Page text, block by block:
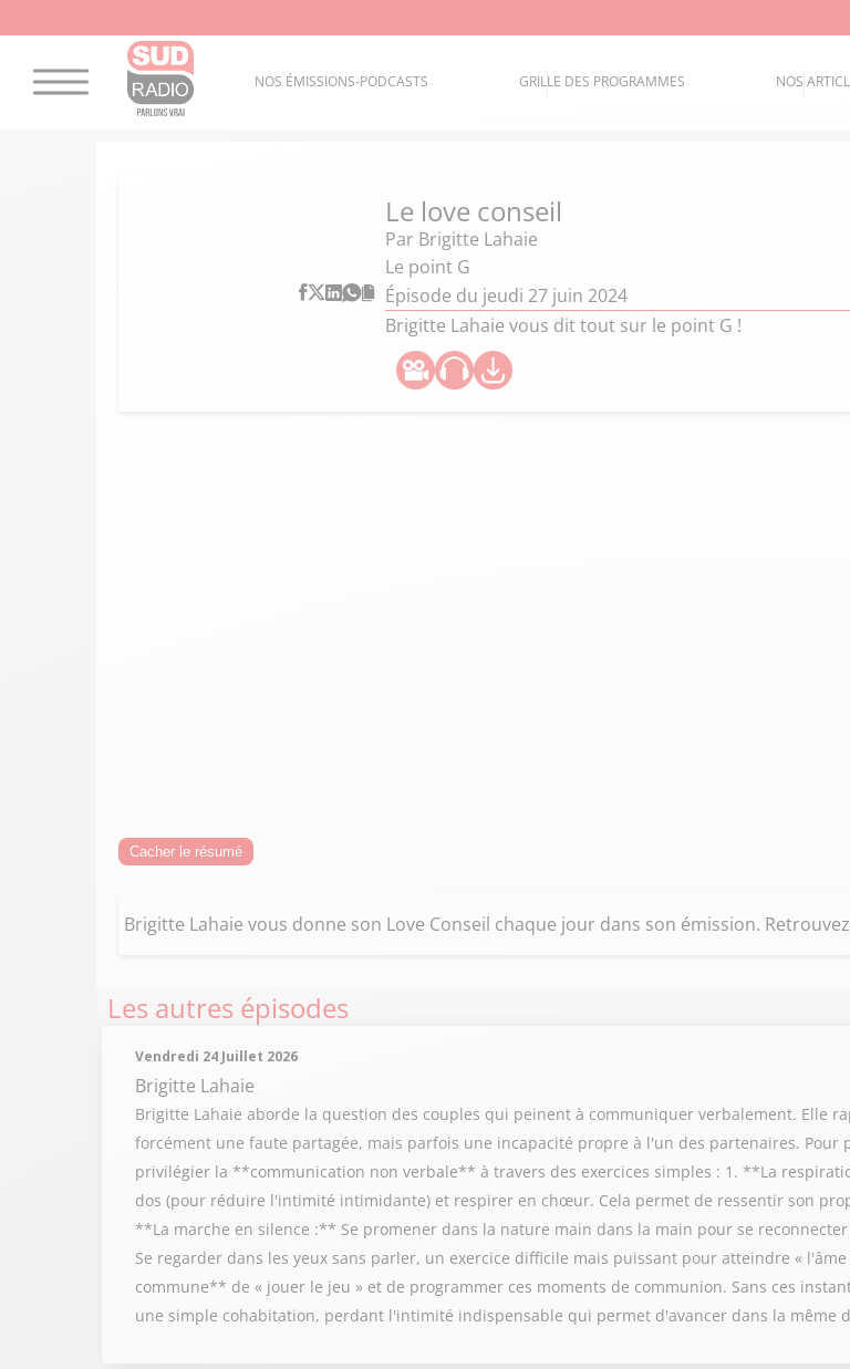
NOS ÉMISSIONS-PODCASTS GRILLE DES PROGRAMMES NOS
Le love conseil
Par Brigitte Lahaie
Le point G
Épisode du jeudi 27 juin 2024
Brigitte Lahaie vous dit tout sur le point G !
Cacher le résumé
Brigitte Lahaie vous donne son Love Conseil chaque jour dans son émission.
Les autres épisodes
Vendredi 24 Juillet 2026
Brigitte Lahaie
Brigitte Lahaie aborde la question des couples qui peinent à communiquer verbalement. Elle
forcément une faute partagée, mais parfois une incapacité propre à l'un des partenaires.
privilégier la **communication non verbale** à travers des exercices simples : 1. **La
dos (pour réduire l'intimité intimidante) et respirer en chœur. Cela permet de ressentir son
**La marche en silence :** Se promener dans la nature main dans la main pour se
Se regarder dans les yeux sans parler, un exercice difficile mais puissant pour atteindre «
commune** de « jouer le jeu » et de programmer ces moments de communion. Sans ces
une simple cohabitation, perdant l'intimité indispensable qui permet d'avancer dans la même